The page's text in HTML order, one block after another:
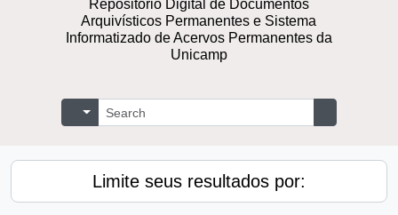
Arquivísticos Permanentes e Sistema
Informatizado de Acervos Permanentes da
Unicamp
Buscar
Opções de busca
Limite seus resultados por: